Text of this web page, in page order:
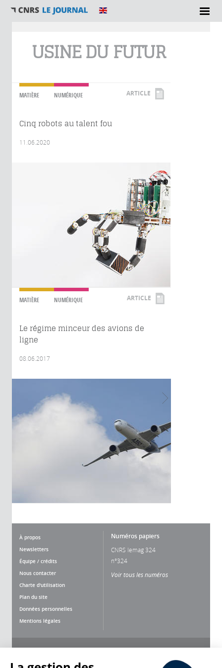
USINE DU FUTUR
MATIÈRE NUMÉRIQUE ARTICLE
Cinq robots au talent fou
11.06.2020
MATIÈRE NUMÉRIQUE ARTICLE
Le régime minceur des avions de
ligne
08.06.2017
À propos
Newsletters
Équipe / crédits
Nous contacter
Charte d'utilisation
Plan du site
Données personnelles
Mentions légales
Numéros papiers
CNRS lemag 324
n°324
Voir tous les numéros